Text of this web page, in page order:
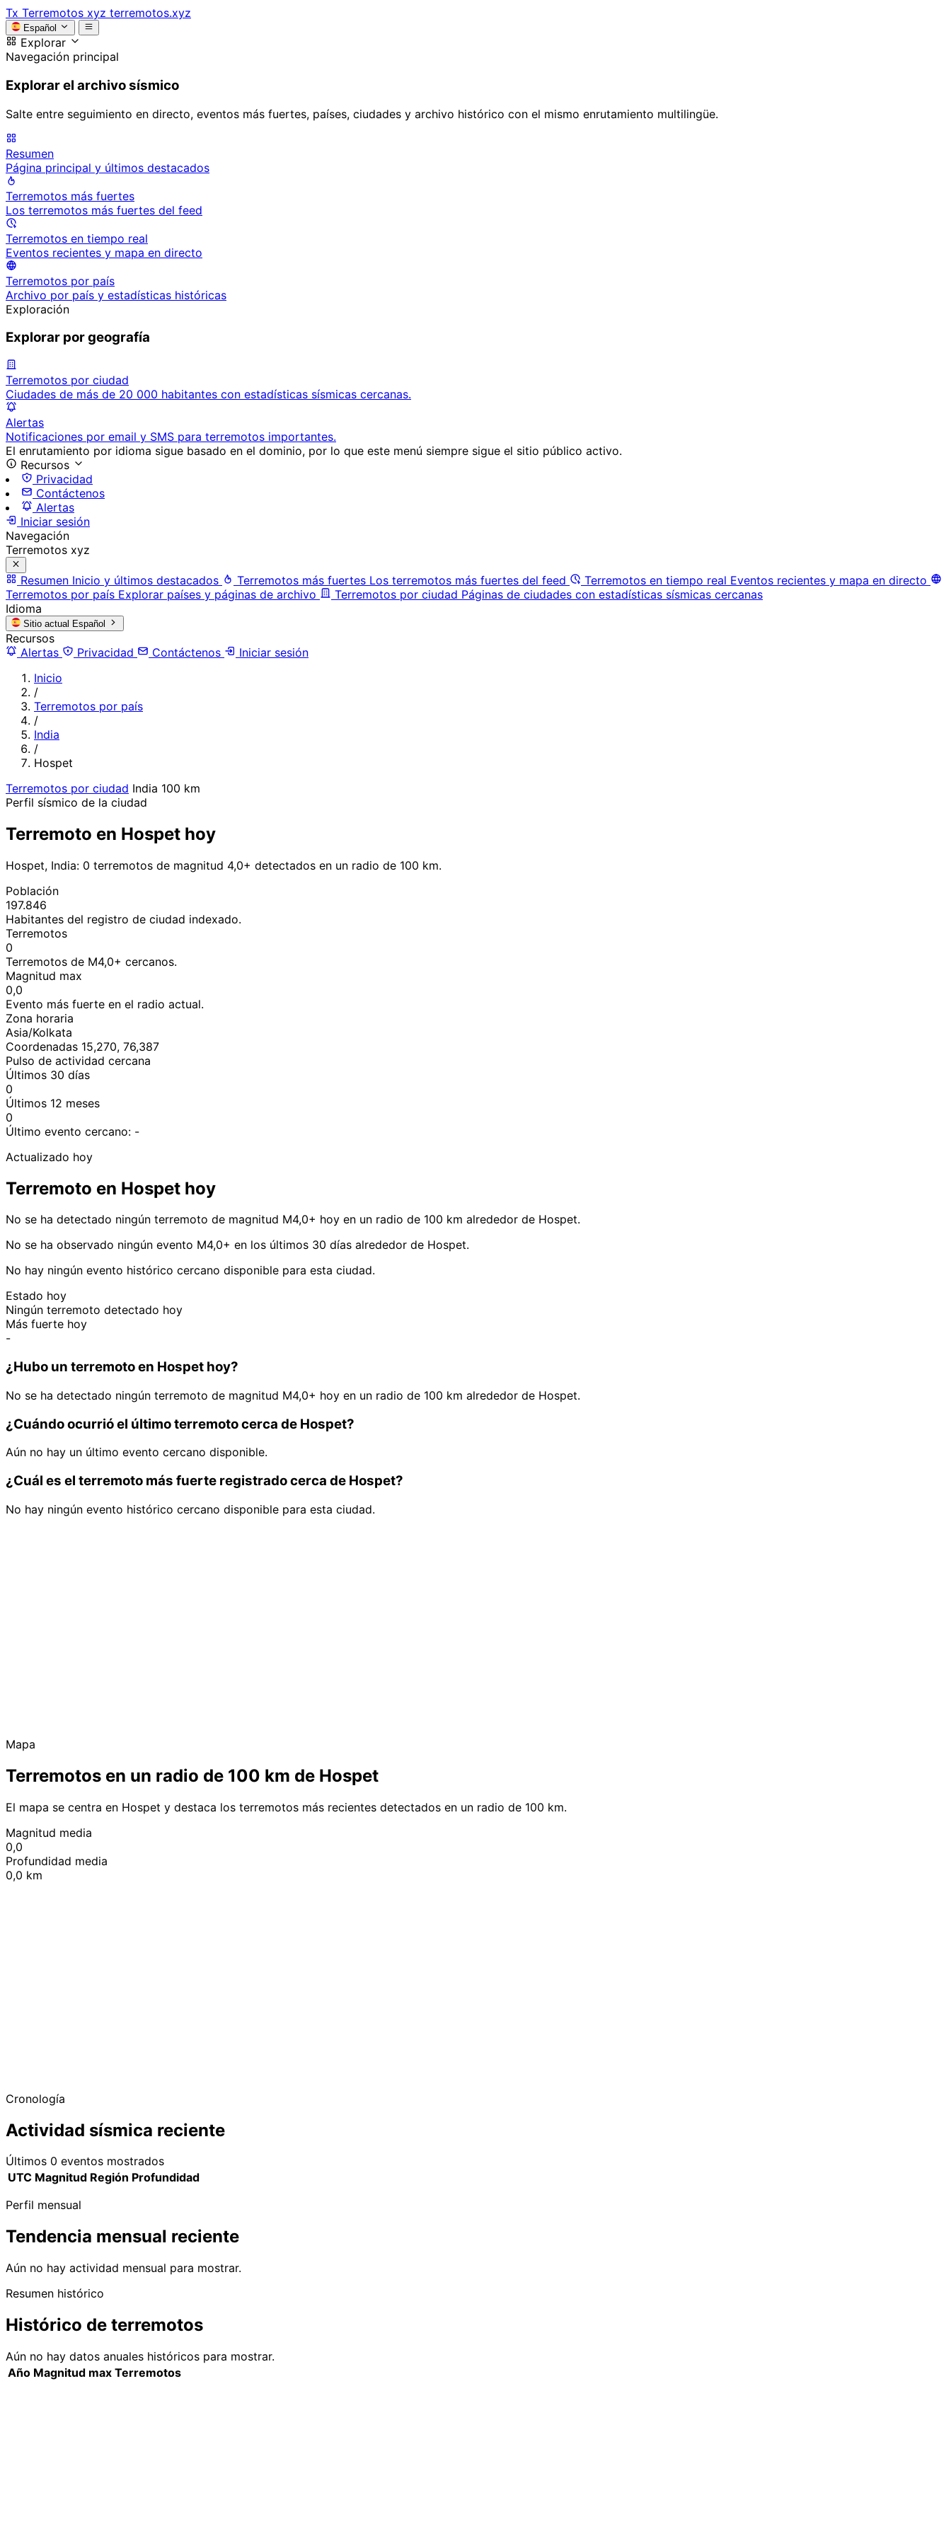
Tx Terremotos xyz terremotos.xyz
Español
Explorar
Navegación principal
Explorar el archivo sísmico
Salte entre seguimiento en directo, eventos más fuertes, países, ciudades y archivo histórico con el mismo enrutamiento multilingüe.
Resumen
Página principal y últimos destacados
Terremotos más fuertes
Los terremotos más fuertes del feed
Terremotos en tiempo real
Eventos recientes y mapa en directo
Terremotos por país
Archivo por país y estadísticas históricas
Exploración
Explorar por geografía
Terremotos por ciudad
Ciudades de más de 20 000 habitantes con estadísticas sísmicas cercanas.
Alertas
Notificaciones por email y SMS para terremotos importantes.
El enrutamiento por idioma sigue basado en el dominio, por lo que este menú siempre sigue el sitio público activo.
Recursos
Privacidad
Contáctenos
Alertas
Iniciar sesión
Navegación
Terremotos xyz
Resumen Inicio y últimos destacados Terremotos más fuertes Los terremotos más fuertes del feed Terremotos en tiempo real Eventos recientes y mapa en directo
Terremotos por país Explorar países y páginas de archivo Terremotos por ciudad Páginas de ciudades con estadísticas sísmicas cercanas
Idioma
Sitio actual Español
Recursos
Alertas
Privacidad Contáctenos
Iniciar sesión
Inicio
/
Terremotos por país
/
India
/
Hospet
Terremotos por ciudad India 100 km
Perfil sísmico de la ciudad
Terremoto en Hospet hoy
Hospet, India: 0 terremotos de magnitud 4,0+ detectados en un radio de 100 km.
Población
197.846
Habitantes del registro de ciudad indexado.
Terremotos
0
Terremotos de M4,0+ cercanos.
Magnitud max
0,0
Evento más fuerte en el radio actual.
Zona horaria
Asia/Kolkata
Coordenadas 15,270, 76,387
Pulso de actividad cercana
Últimos 30 días
0
Últimos 12 meses
0
Último evento cercano: -
Actualizado hoy
Terremoto en Hospet hoy
No se ha detectado ningún terremoto de magnitud M4,0+ hoy en un radio de 100 km alrededor de Hospet.
No se ha observado ningún evento M4,0+ en los últimos 30 días alrededor de Hospet.
No hay ningún evento histórico cercano disponible para esta ciudad.
Estado hoy
Ningún terremoto detectado hoy
Más fuerte hoy
-
¿Hubo un terremoto en Hospet hoy?
No se ha detectado ningún terremoto de magnitud M4,0+ hoy en un radio de 100 km alrededor de Hospet.
¿Cuándo ocurrió el último terremoto cerca de Hospet?
Aún no hay un último evento cercano disponible.
¿Cuál es el terremoto más fuerte registrado cerca de Hospet?
No hay ningún evento histórico cercano disponible para esta ciudad.
Mapa
Terremotos en un radio de 100 km de Hospet
El mapa se centra en Hospet y destaca los terremotos más recientes detectados en un radio de 100 km.
Magnitud media
0,0
Profundidad media
0,0 km
Cronología
Actividad sísmica reciente
Últimos 0 eventos mostrados
UTC Magnitud Región Profundidad
Perfil mensual
Tendencia mensual reciente
Aún no hay actividad mensual para mostrar.
Resumen histórico
Histórico de terremotos
Aún no hay datos anuales históricos para mostrar.
Año Magnitud max Terremotos